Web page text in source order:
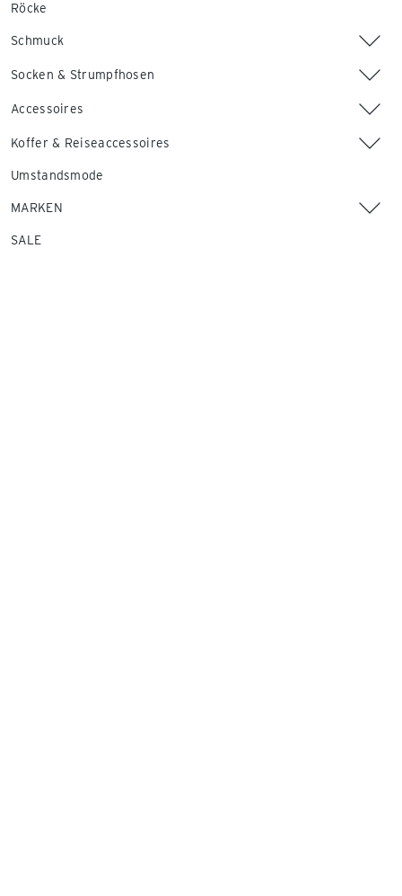
Röcke
Schmuck
Socken & Strumpfhosen
Accessoires
Koffer & Reiseaccessoires
Umstandsmode
MARKEN
SALE